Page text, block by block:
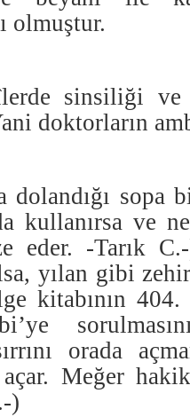
olmuştur.
sinsiliği ve
doktorların
dolandığı sopa
kullanırsa ve
eder. -Tarık
yılan gibi
kitabının 404.
orada
Meğer
)